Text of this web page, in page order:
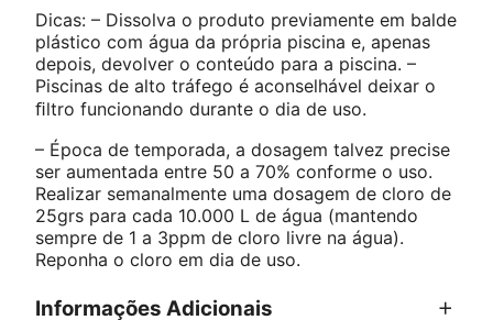
Dicas: – Dissolva o produto previamente em balde
plástico com água da própria piscina e, apenas
depois, devolver o conteúdo para a piscina. –
Piscinas de alto tráfego é aconselhável deixar o
ﬁltro funcionando durante o dia de uso.
– Época de temporada, a dosagem talvez precise
ser aumentada entre 50 a 70% conforme o uso.
Realizar semanalmente uma dosagem de cloro de
25grs para cada 10.000 L de água (mantendo
sempre de 1 a 3ppm de cloro livre na água).
Reponha o cloro em dia de uso.
Informações Adicionais